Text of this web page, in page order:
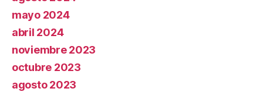
mayo 2024
abril 2024
noviembre 2023
octubre 2023
agosto 2023